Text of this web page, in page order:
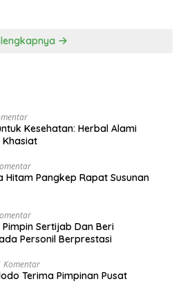
Kesehatan: Herbal Alami
Khasiat
Hitam Pangkep Rapat Susunan
Sertijab Dan Beri
Personil Berprestasi
Komentar
Terima Pimpinan Pusat